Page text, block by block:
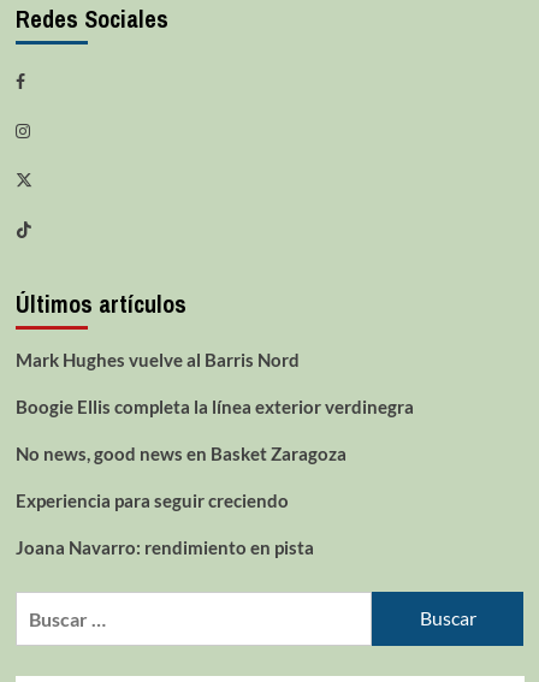
Redes Sociales
Últimos artículos
Mark Hughes vuelve al Barris Nord
Boogie Ellis completa la línea exterior verdinegra
No news, good news en Basket Zaragoza
Experiencia para seguir creciendo
Joana Navarro: rendimiento en pista